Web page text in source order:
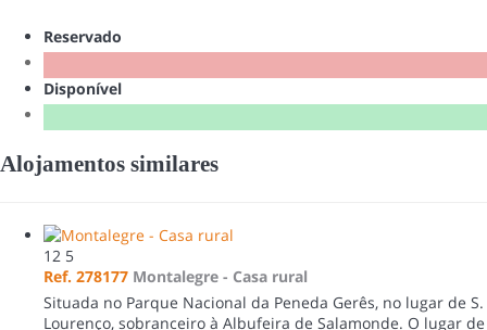
Reservado
Disponível
Alojamentos similares
12 5
Ref. 278177 Montalegre - Casa rural
Situada no Parque Nacional da Peneda Gerês, no lugar de S.
Lourenço, sobranceiro à Albufeira de Salamonde. O lugar de